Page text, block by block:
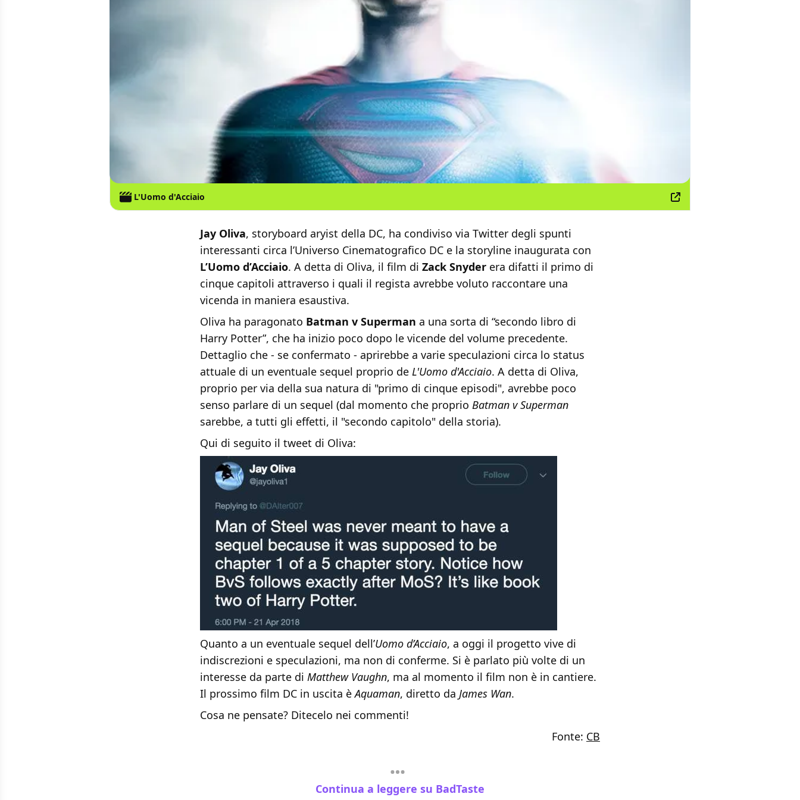
L'Uomo d'Acciaio
Jay Oliva, storyboard aryist della DC, ha condiviso via Twitter degli spunti
interessanti circa l’Universo Cinematografico DC e la storyline inaugurata con
L’Uomo d’Acciaio. A detta di Oliva, il film di Zack Snyder era difatti il primo di
cinque capitoli attraverso i quali il regista avrebbe voluto raccontare una
vicenda in maniera esaustiva.
Oliva ha paragonato Batman v Superman a una sorta di “secondo libro di
Harry Potter”, che ha inizio poco dopo le vicende del volume precedente.
Dettaglio che - se confermato - aprirebbe a varie speculazioni circa lo status
attuale di un eventuale sequel proprio de L'Uomo d'Acciaio. A detta di Oliva,
proprio per via della sua natura di "primo di cinque episodi", avrebbe poco
senso parlare di un sequel (dal momento che proprio Batman v Superman
sarebbe, a tutti gli effetti, il "secondo capitolo" della storia).
Qui di seguito il tweet di Oliva:
Quanto a un eventuale sequel dell’Uomo d’Acciaio, a oggi il progetto vive di
indiscrezioni e speculazioni, ma non di conferme. Si è parlato più volte di un
interesse da parte di Matthew Vaughn, ma al momento il film non è in cantiere.
Il prossimo film DC in uscita èAquaman, diretto da James Wan.
Cosa ne pensate? Ditecelo nei commenti!
Fonte: CB
Continua a leggere su BadTaste